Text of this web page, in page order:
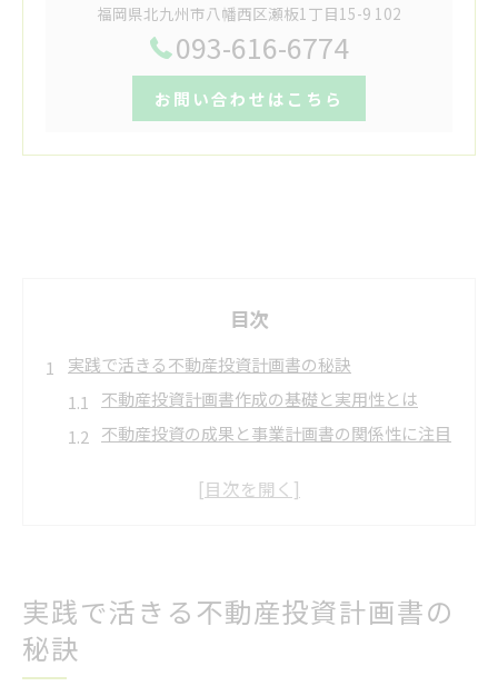
福岡県北九州市八幡西区瀬板1丁目15-9 102
093-616-6774
お問い合わせはこちら
目次
実践で活きる不動産投資計画書の秘訣
不動産投資計画書作成の基礎と実用性とは
不動産投資の成果と事業計画書の関係性に注目
不動産投資で失敗しないための計画書活用術
資金戦略を強化する不動産計画書の作成法
実践で活きる不動産投資計画書の
秘訣